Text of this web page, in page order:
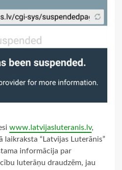
www.latvijasluteranis.lv,
laikraksta “Latvijas Luterānis”
informācija par
luterāņu draudzēm, jau